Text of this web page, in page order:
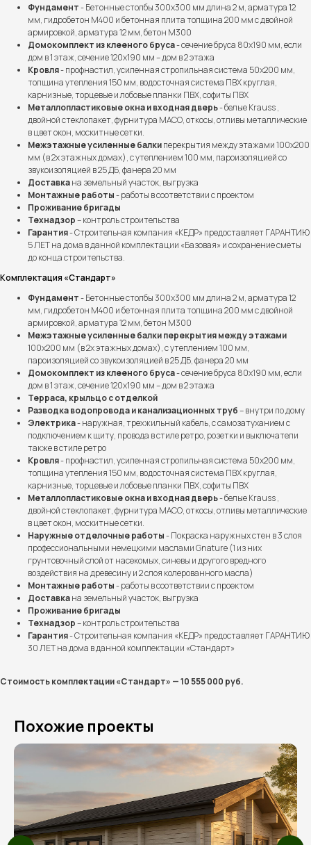
Фундамент- Бетонные столбы 300х300 мм длина 2 м, арматура 12
мм, гидробетон М400 и бетонная плита толщина 200 мм с двойной
армировкой, арматура 12 мм, бетон М300
Домокомплект из клееного бруса- сечение бруса 80х190 мм, если
дом в 1 этаж, сечение 120х190 мм – дом в 2 этажа
Кровля- профнастил, усиленная стропильная система 50х200 мм,
толщина утепления 150 мм, водосточная система ПВХ круглая,
карнизные, торцевые и лобовые планки ПВХ, софиты ПВХ
Металлопластиковые окна и входная дверь- белые Krauss ,
двойной стеклопакет, фурнитура МАСО, откосы, отливы металлические
в цвет окон, москитные сетки.
Межэтажные усиленные балкиперекрытия между этажами 100х200
мм (в 2х этажных домах), с утеплением 100 мм, пароизоляцией со
звукоизоляцией в 25 ДБ, фанера 20 мм
Доставкана земельный участок, выгрузка
Монтажные работы- работы в соответствии с проектом
Проживание бригады
Технадзор– контроль строительства
Гарантия- Строительная компания «КЕДР» предоставляет ГАРАНТИЮ
5 ЛЕТ на дома в данной комплектации «Базовая» и сохранение сметы
до конца строительства.
Комплектация «Стандарт»
Фундамент- Бетонные столбы 300х300 мм длина 2 м, арматура 12
мм, гидробетон М400 и бетонная плита толщина 200 мм с двойной
армировкой, арматура 12 мм, бетон М300
Межэтажные усиленные балки перекрытия между этажами
100х200 мм (в 2х этажных домах), с утеплением 100 мм,
пароизоляцией со звукоизоляцией в 25 ДБ, фанера 20 мм
Домокомплект из клееного бруса- сечение бруса 80х190 мм, если
дом в 1 этаж, сечение 120х190 мм – дом в 2 этажа
Терраса, крыльцо с отделкой
Разводка водопровода и канализационных труб– внутри по дому
Электрика- наружная, трехжильный кабель, с самозатуханием с
подключением к щиту, провода в стиле ретро, розетки и выключатели
также в стиле ретро
Кровля- профнастил, усиленная стропильная система 50х200 мм,
толщина утепления 150 мм, водосточная система ПВХ круглая,
карнизные, торцевые и лобовые планки ПВХ, софиты ПВХ
Металлопластиковые окна и входная дверь- белые Krauss ,
двойной стеклопакет, фурнитура МАСО, откосы, отливы металлические
в цвет окон, москитные сетки.
Наружные отделочные работы- Покраска наружных стен в 3 слоя
профессиональными немецкими маслами Gnature (1 из них
грунтовочный слой от насекомых, синевы и другого вредного
воздействия на древесину и 2 слоя колерованного масла)
Монтажные работы- работы в соответствии с проектом
Доставкана земельный участок, выгрузка
Проживание бригады
Технадзор– контроль строительства
Гарантия- Строительная компания «КЕДР» предоставляет ГАРАНТИЮ
30 ЛЕТ на дома в данной комплектации «Стандарт»
Стоимость комплектации «Стандарт» — 10 555 000 руб.
Похожие проекты
построили дом мечты
Выполненные проекты